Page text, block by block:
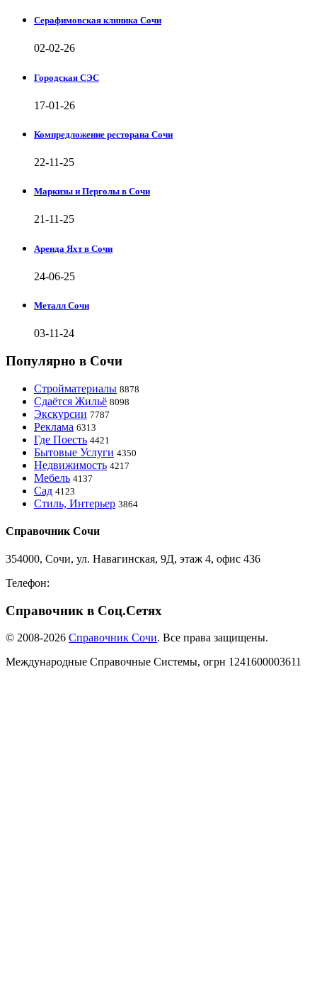
Серафимовская клиника Сочи
02-02-26
Городская СЭС
17-01-26
Компредложение ресторана Сочи
22-11-25
Маркизы и Перголы в Сочи
21-11-25
Аренда Яхт в Сочи
24-06-25
Металл Сочи
03-11-24
Популярно в Сочи
Стройматериалы 8878
Сдаётся Жильё 8098
Экскурсии 7787
Реклама 6313
Где Поесть 4421
Бытовые Услуги 4350
Недвижимость 4217
Мебель 4137
Сад 4123
Стиль, Интерьер 3864
Справочник Сочи
354000, Сочи, ул. Навагинская, 9Д, этаж 4, офис 436
Телефон:
Справочник в Соц.Сетях
© 2008-2026 Справочник Сочи. Все права защищены.
Международные Справочные Системы, огрн 1241600003611